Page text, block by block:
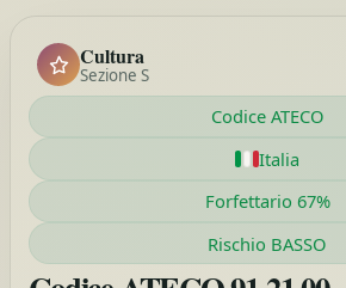
Cultura
Sezione S
Codice ATECO
Italia
Forfettario 67%
Rischio BASSO